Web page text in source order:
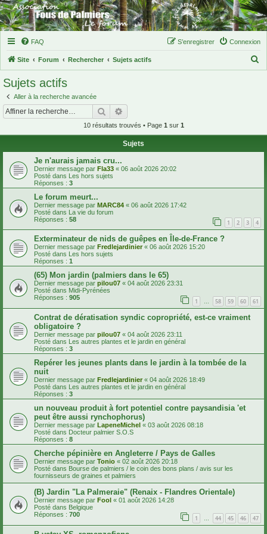
FAQ Connexion
S’enregistrer
Site Forum Rechercher Sujets actifs
r
Sujets actifs
Aller à la recherche avancée
Rechercher
10 résultats trouvés • Page 1 sur 1
Sujets
Je n'aurais jamais cru...
Dernier message par Fla33 « 06 août 2026 20:02
Posté dans Les hors sujets
Réponses : 3
Le forum meurt...
Dernier message par MARC84 « 06 août 2026 17:42
Posté dans La vie du forum
Réponses : 58 1 2 3 4
Exterminateur de nids de guêpes en Île-de-France ?
Dernier message par Fredlejardinier« 06 août 2026 15:20
Posté dans
Les hors sujets
Réponses : 1
(65) Mon jardin (palmiers dans le 65)
Dernier message par pilou07 « 04 août 2026 23:31
Posté dans Midi-Pyrénées
Réponses : 905 1 … 58 59 60 61
Contrat de dératisation syndic copropriété, est-ce vraiment
obligatoire ?
Dernier message par pilou07 « 04 août 2026 23:11
Posté dans Les autres plantes et le jardin en général
Réponses : 3
Repérer les jeunes plants dans le jardin à la tombée de la
nuit
Dernier message par Fredlejardinier « 04 août 2026 18:49
Posté dans Les autres plantes et le jardin en général
Réponses : 3
un nouveau produit à fort potentiel contre paysandisia 'et
peut être aussi rynchophorus)
Dernier message par LapeneMichel « 03 août 2026 08:18
Posté dans Docteur palmier S.O.S
Réponses : 8
Cherche pépinière en Angleterre / Pays de Galles
Dernier message par Tonio « 02 août 2026 20:18
Posté dans Bourse de palmiers / le coin des bons plans / avis sur les
fournisseurs de graines et palmiers
(B) Jardin "La Palmeraie" (Renaix - Flandres Orientale)
Dernier message par Fool « 01 août 2026 14:28
Posté dans Belgique
Réponses : 700 1 44 45 46 47